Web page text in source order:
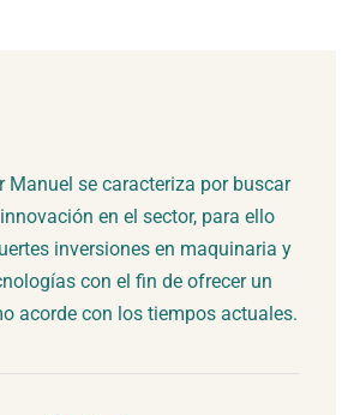
Manuel se caracteriza por buscar
en el sector, para ello
inversiones en maquinaria y
con el fin de ofrecer un
acorde con los tiempos actuales.